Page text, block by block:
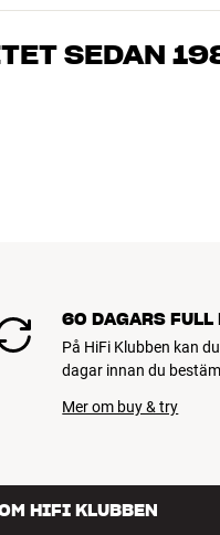
entusiaster som kan
SEDAN
60 DAGARS FULL
På HiFi Klubben kan
dagar innan du
Mer om buy & try
HIFI KLUBBEN